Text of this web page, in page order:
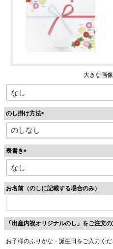
大きな画
のし掛け方法
(
表書き
(
必
お名前（のしに記載する場合のみ）
「出産内祝オリジナルのし」をご注文
お子様のふりがな・誕生日をご入力く